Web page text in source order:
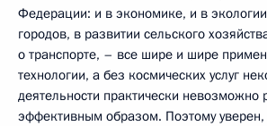
Федерации: и в экономике, и в
городов, в развитии сельского
о транспорте, – все шире и шире
технологии, а без космических услуг
деятельности практически невозможно
эффективным образом. Поэтому уверен,